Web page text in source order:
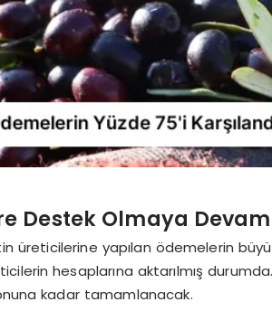
Destek Olmaya
üreticilerine yapılan ödemelerin büyük
hesaplarına aktarılmış
kadar tamamlanacak.